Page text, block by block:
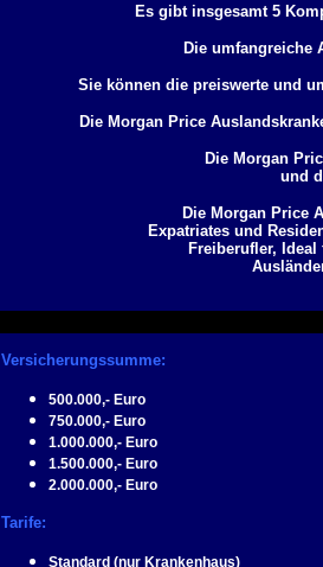
Es gibt insgesamt 5
Die umfangreiche
Sie können die preiswerte und
Die Morgan Price
Die Morgan
und
Die Morgan Price
Expatriates und
Freiberufler,
Versicherungssumme:
500.000,- Euro
750.000,- Euro
1.000.000,- Euro
1.500.000,- Euro
2.000.000,- Euro
Tarife:
Standard (nur Krankenhaus)